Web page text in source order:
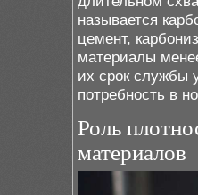
называется
цемент,
материалы
их срок службы
потребность в
Роль
материалов